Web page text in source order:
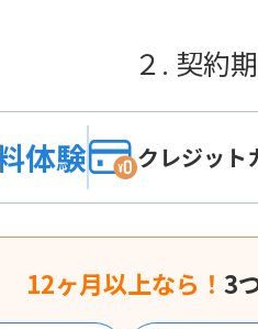
２. 契約
体験 クレジット
12ヶ月以上なら！ 3